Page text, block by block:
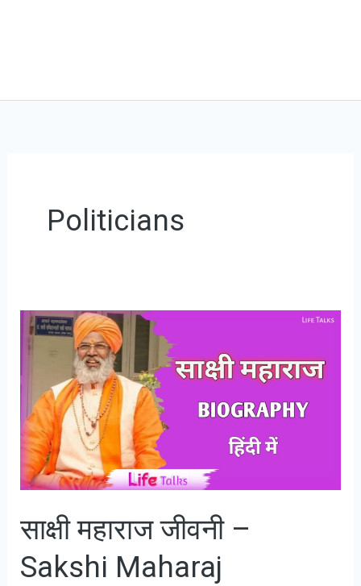
Politicians
साक्षी महाराज जीवनी –
Sakshi Maharaj